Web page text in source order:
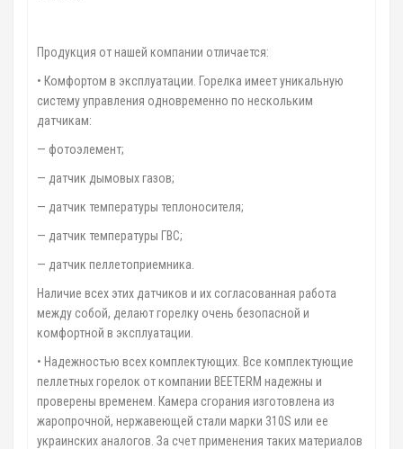
Продукция от нашей компании отличается:
• Комфортом в эксплуатации. Горелка имеет уникальную
систему управления одновременно по нескольким
датчикам:
— фотоэлемент;
— датчик дымовых газов;
— датчик температуры теплоносителя;
— датчик температуры ГВС;
— датчик пеллетоприемника.
Наличие всех этих датчиков и их согласованная работа
между собой, делают горелку очень безопасной и
комфортной в эксплуатации.
• Надежностью всех комплектующих. Все комплектующие
пеллетных горелок от компании BEETERM надежны и
проверены временем. Камера сгорания изготовлена из
жаропрочной, нержавеющей стали марки 310S или ее
украинских аналогов. За счет применения таких материалов